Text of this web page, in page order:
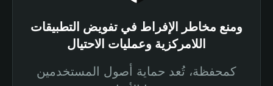
ومنع مخاطر الإفراط في تفويض التطبيقات
اللامركزية وعمليات الاحتيال
كمحفظة، تُعد حماية أصول المستخدمين